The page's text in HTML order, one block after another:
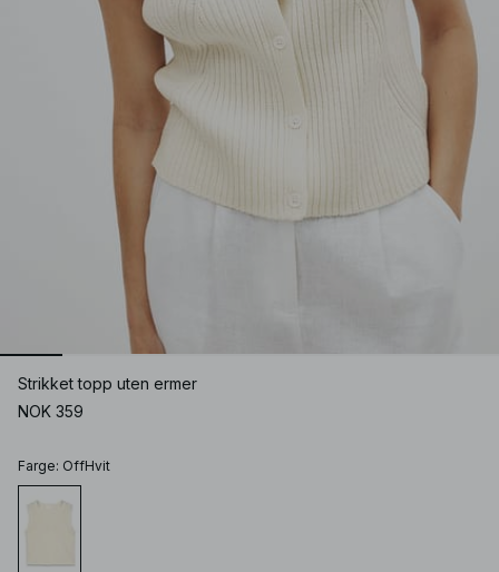
Strikket topp uten ermer
NOK 359
Farge: OffHvit